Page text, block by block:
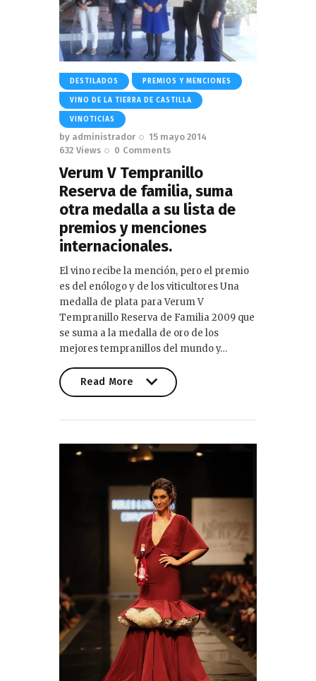
DESTILADOS PREMIOS Y MENCIONES
VINO DE LA TIERRA DE CASTILLA
VINOTICIAS
by administrador
15 mayo 2014
632 Views 0 Comments
Verum V Tempranillo
Reserva de familia, suma
otra medalla a su lista de
premios y menciones
internacionales.
El vino recibe la mención, pero el premio
es del enólogo y de los viticultores Una
medalla de plata para Verum V
Tempranillo Reserva de Familia 2009 que
se suma a la medalla de oro de los
mejores tempranillos del mundo y…
Read More